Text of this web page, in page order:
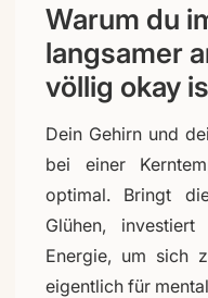
Warum du
langsamer
völlig okay
Dein Gehirn und
bei einer
optimal. Bringt
Glühen,
Energie, um sich
eigentlich für